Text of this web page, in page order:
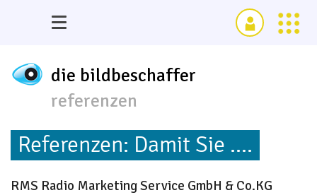
die bildbeschaffer
referenzen
Referenzen: Damit Sie ....
RMS Radio Marketing Service GmbH & Co.KG